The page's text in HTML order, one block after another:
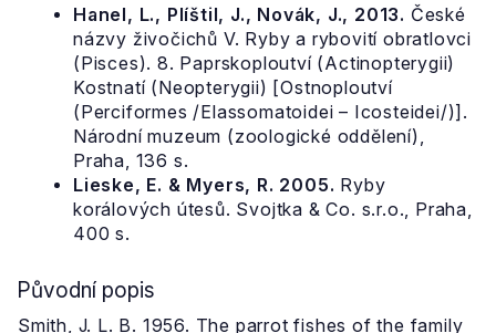
Hanel, L., Plíštil, J., Novák, J., 2013. České
názvy živočichů V. Ryby a rybovití obratlovci
(Pisces). 8. Paprskoploutví (Actinopterygii)
Kostnatí (Neopterygii) [Ostnoploutví
(Perciformes /Elassomatoidei – Icosteidei/)].
Národní muzeum (zoologické oddělení),
Praha, 136 s.
Lieske, E. & Myers, R. 2005. Ryby
korálových útesů. Svojtka & Co. s.r.o., Praha,
400 s.
Původní popis
Smith, J. L. B. 1956. The parrot fishes of the family